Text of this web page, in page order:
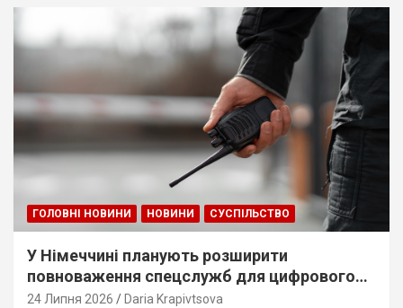
ГОЛОВНІ НОВИНИ НОВИНИ СУСПІЛЬСТВО
У Німеччині планують розширити
повноваження спецслужб для цифрового
стеження
24 Липня 2026 Daria Krapivtsova